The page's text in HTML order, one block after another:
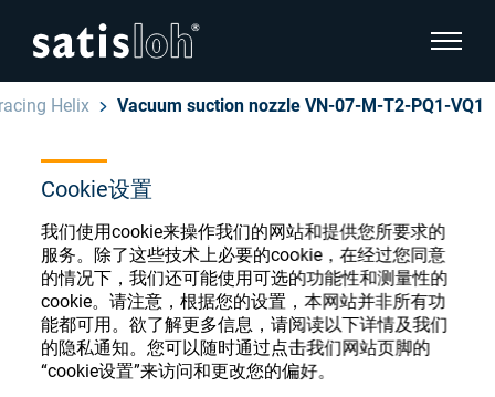
Cookie设置
我们使用cookie来操作我们的网站和提供您所要求的
服务。除了这些技术上必要的cookie，在经过您同意
的情况下，我们还可能使用可选的功能性和测量性的
cookie。请注意，根据您的设置，本网站并非所有功
能都可用。欲了解更多信息，请阅读以下详情及我们
的隐私通知。您可以随时通过点击我们网站页脚的
“cookie设置”来访问和更改您的偏好。
显示页
汉语
眼镜光学
精密光学
English
Deutsch
Español
Français
Helix Vacuum suction nozzle VN-07-M-T2-PQ1-VQ1
眼镜光学耗材商店
注册或登录以访问您的帐户，并了解我们的各
种眼镜光学耗材